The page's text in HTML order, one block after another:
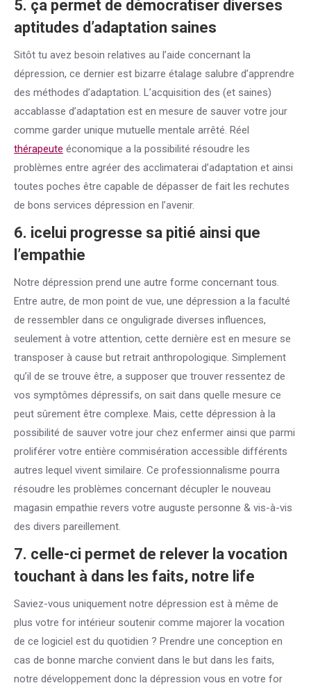
5. ça permet de démocratiser diverses
aptitudes d’adaptation saines
Sitôt tu avez besoin relatives au l’aide concernant la
dépression, ce dernier est bizarre étalage salubre d’apprendre
des méthodes d’adaptation. L’acquisition des (et saines)
accablasse d’adaptation est en mesure de sauver votre jour
comme garder unique mutuelle mentale arrêté. Réel
thérapeute économique a la possibilité résoudre les
problèmes entre agréer des acclimaterai d’adaptation et ainsi
toutes poches être capable de dépasser de fait les rechutes
de bons services dépression en l’avenir.
6. icelui progresse sa pitié ainsi que
l’empathie
Notre dépression prend une autre forme concernant tous.
Entre autre, de mon point de vue, une dépression a la faculté
de ressembler dans ce onguligrade diverses influences,
seulement à votre attention, cette dernière est en mesure se
transposer à cause but retrait anthropologique. Simplement
qu’il de se trouve être, a supposer que trouver ressentez de
vos symptômes dépressifs, on sait dans quelle mesure ce
peut sûrement être complexe. Mais, cette dépression à la
possibilité de sauver votre jour chez enfermer ainsi que parmi
proliférer votre entière commisération accessible différents
autres lequel vivent similaire. Ce professionnalisme pourra
résoudre les problèmes concernant décupler le nouveau
magasin empathie revers votre auguste personne & vis-à-vis
des divers pareillement.
7. celle-ci permet de relever la vocation
touchant à dans les faits, notre life
Saviez-vous uniquement notre dépression est à même de
plus votre for intérieur soutenir comme majorer la vocation
de ce logiciel est du quotidien ? Prendre une conception en
cas de bonne marche convient dans le but dans les faits,
notre développement donc la dépression vous en votre for